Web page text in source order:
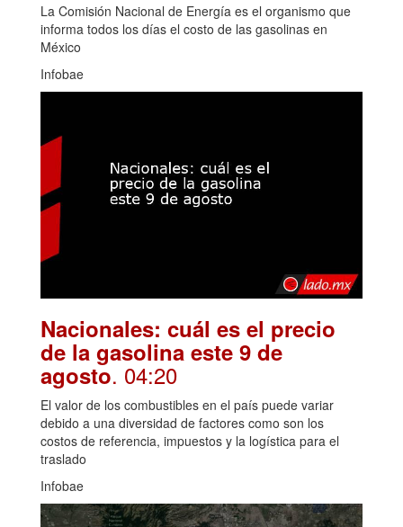
La Comisión Nacional de Energía es el organismo que
informa todos los días el costo de las gasolinas en
México
Infobae
Nacionales: cuál es el precio
de la gasolina este 9 de
agosto. 04:20
El valor de los combustibles en el país puede variar
debido a una diversidad de factores como son los
costos de referencia, impuestos y la logística para el
traslado
Infobae